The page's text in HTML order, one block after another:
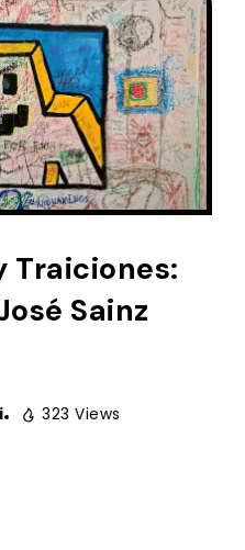
Traiciones:
Sainz
323 Views